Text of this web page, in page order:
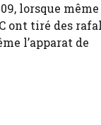
lorsque même
ont tiré des
l’apparat de